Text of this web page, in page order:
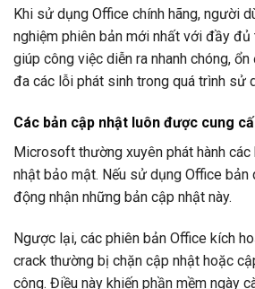
Khi sử dụng Office chính hãng, người
nghiệm phiên bản mới nhất với đầy đủ
giúp công việc diễn ra nhanh chóng,
đa các lỗi phát sinh trong quá trình sử
Các bản cập nhật luôn được cung
Microsoft thường xuyên phát hành các
nhật bảo mật. Nếu sử dụng Office bản
động nhận những bản cập nhật này.
Ngược lại, các phiên bản Office kích
crack thường bị chặn cập nhật hoặc
công. Điều này khiến phần mềm ngày